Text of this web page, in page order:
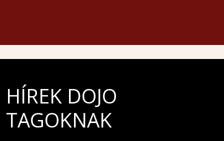
HÍREK DOJO
TAGOKNAK